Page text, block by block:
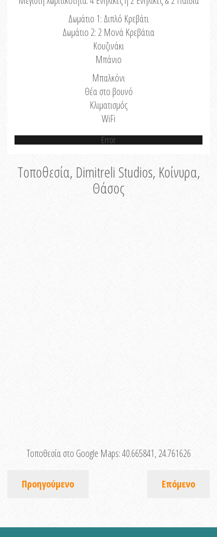
Δωμάτιο 1: Διπλό Κρεβάτι
Δωμάτιο 2: 2 Μονά Κρεβάτια
Κουζινάκι
Μπάνιο
Μπαλκόνι
Θέα στο βουνό
Κλιματισμός
WiFi
Error
Τοποθεσία, Dimitreli Studios, Κοίνυρα,
Θάσος
Τοποθεσία στο Google Maps:40.665841, 24.761626
Προηγούμενο Επόμενο